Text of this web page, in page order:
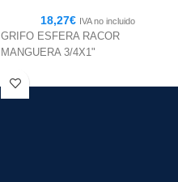
18,27€ IVA no incluido
GRIFO ESFERA RACOR
MANGUERA 3/4X1"